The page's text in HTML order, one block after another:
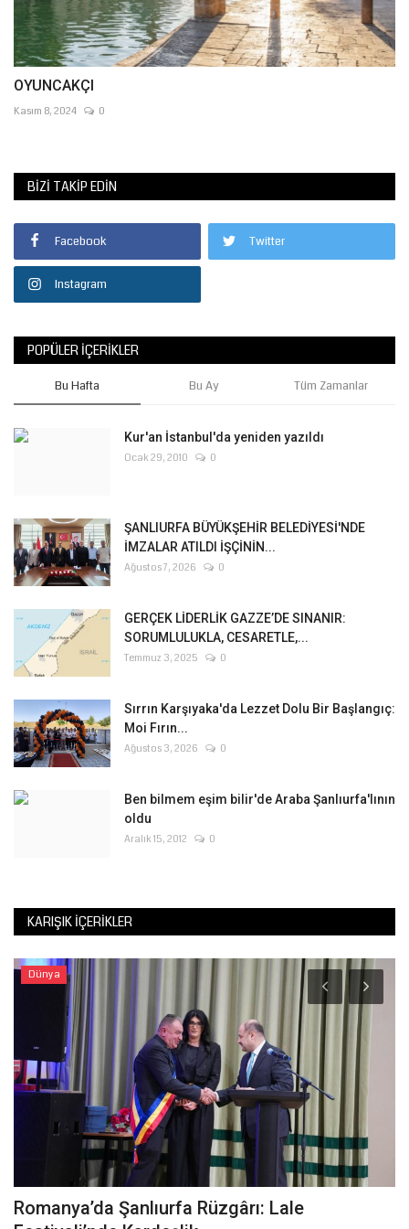
OYUNCAKÇI
Kasım 8, 2024 0
BIZI TAKIP EDIN
Facebook Twitter
Instagram
POPÜLER İÇERIKLER
Bu Hafta Bu Ay Tüm Zamanlar
Kur'an İstanbul'da yeniden yazıldı
Ocak 29, 2010 0
ŞANLIURFA BÜYÜKŞEHİR BELEDİYESİ'NDE
İMZALAR ATILDI İŞÇİNİN...
Ağustos 7, 2026 0
GERÇEK LİDERLİK GAZZE’DE SINANIR:
SORUMLULUKLA, CESARETLE,...
Temmuz 3, 2025 0
Sırrın Karşıyaka'da Lezzet Dolu Bir Başlangıç:
Moi Fırın...
Ağustos 3, 2026 0
Ben bilmem eşim bilir'de Araba Şanlıurfa'lının
oldu
Aralık 15, 2012 0
KARIŞIK İÇERIKLER
Dünya
Romanya’da Şanlıurfa Rüzgârı: Lale